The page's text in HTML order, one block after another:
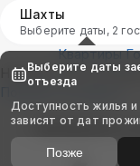
Шахты
Выберите даты, 2
Квартиры
Найдём, где
Показать на карте
Выбирайте
Выберите даты
отъезда
Доступность жилья
зависят от дат
Позже